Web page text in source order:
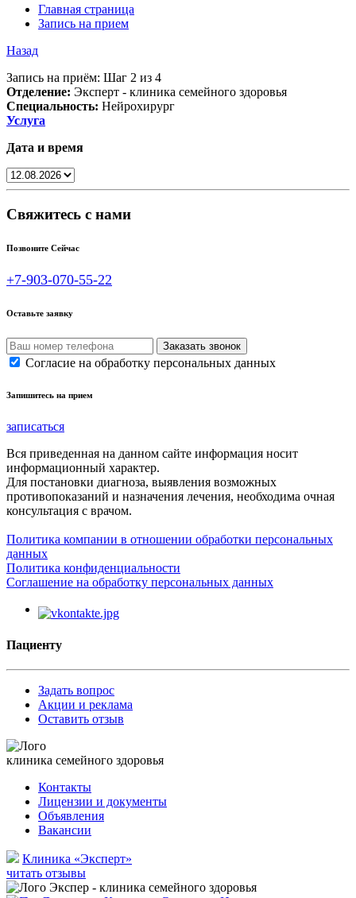
Главная страница
Запись на прием
Назад
Запись на приём: Шаг 2 из 4
Отделение: Эксперт - клиника семейного здоровья
Специальность: Нейрохирург
Услуга
Дата и время
Свяжитесь с нами
Позвоните Сейчас
+7-903-070-55-22
Оставьте заявку
Согласие на обработку персональных данных
Запишитесь на прием
записаться
Вся приведенная на данном сайте информация носит
информационный характер.
Для постановки диагноза, выявления возможных
противопоказаний и назначения лечения, необходима очная
консультация с врачом.
Политика компании в отношении обработки персональных
данных
Политика конфиденциальности
Соглашение на обработку персональных данных
Пациенту
Задать вопрос
Акции и реклама
Оставить отзыв
клиника семейного здоровья
Контакты
Лицензии и документы
Объявления
Вакансии
Клиника «Эксперт»
читать отзывы